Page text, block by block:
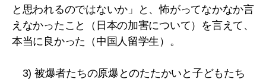
と思われるのではないか」と、怖がってなかなか言
えなかったこと（日本の加害について）を言えて、
本当に良かった（中国人留学生）。
3) 被爆者たちの原爆とのたたかいと子どもたち